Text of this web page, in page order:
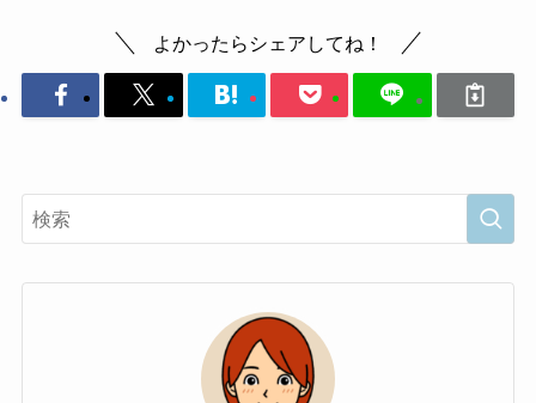
よかったらシェアしてね！